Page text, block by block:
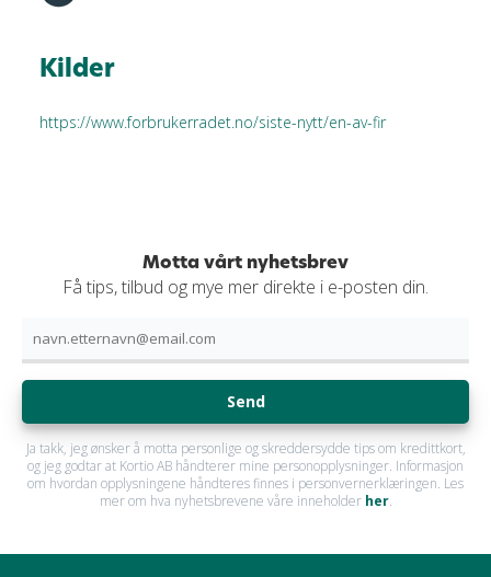
Kilder
https://www.forbrukerradet.no/siste-nytt/en-av-fir
Motta vårt nyhetsbrev
Få tips, tilbud og mye mer direkte i e-posten din.
Send
Ja takk, jeg ønsker å motta personlige og skreddersydde tips om kredittkort,
og jeg godtar at Kortio AB håndterer mine personopplysninger. Informasjon
om hvordan opplysningene håndteres finnes i personvernerklæringen. Les
mer om hva nyhetsbrevene våre inneholder her.